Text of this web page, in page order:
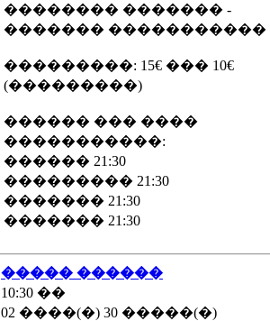
�������� ������� -
������� �����������
���������: 15€ ��� 10€
(���������)
������ ��� ����
�����������:
������ 21:30
��������� 21:30
������� 21:30
������� 21:30
����� ������
10:30 ��
02 ����(�) 30 �����(�)